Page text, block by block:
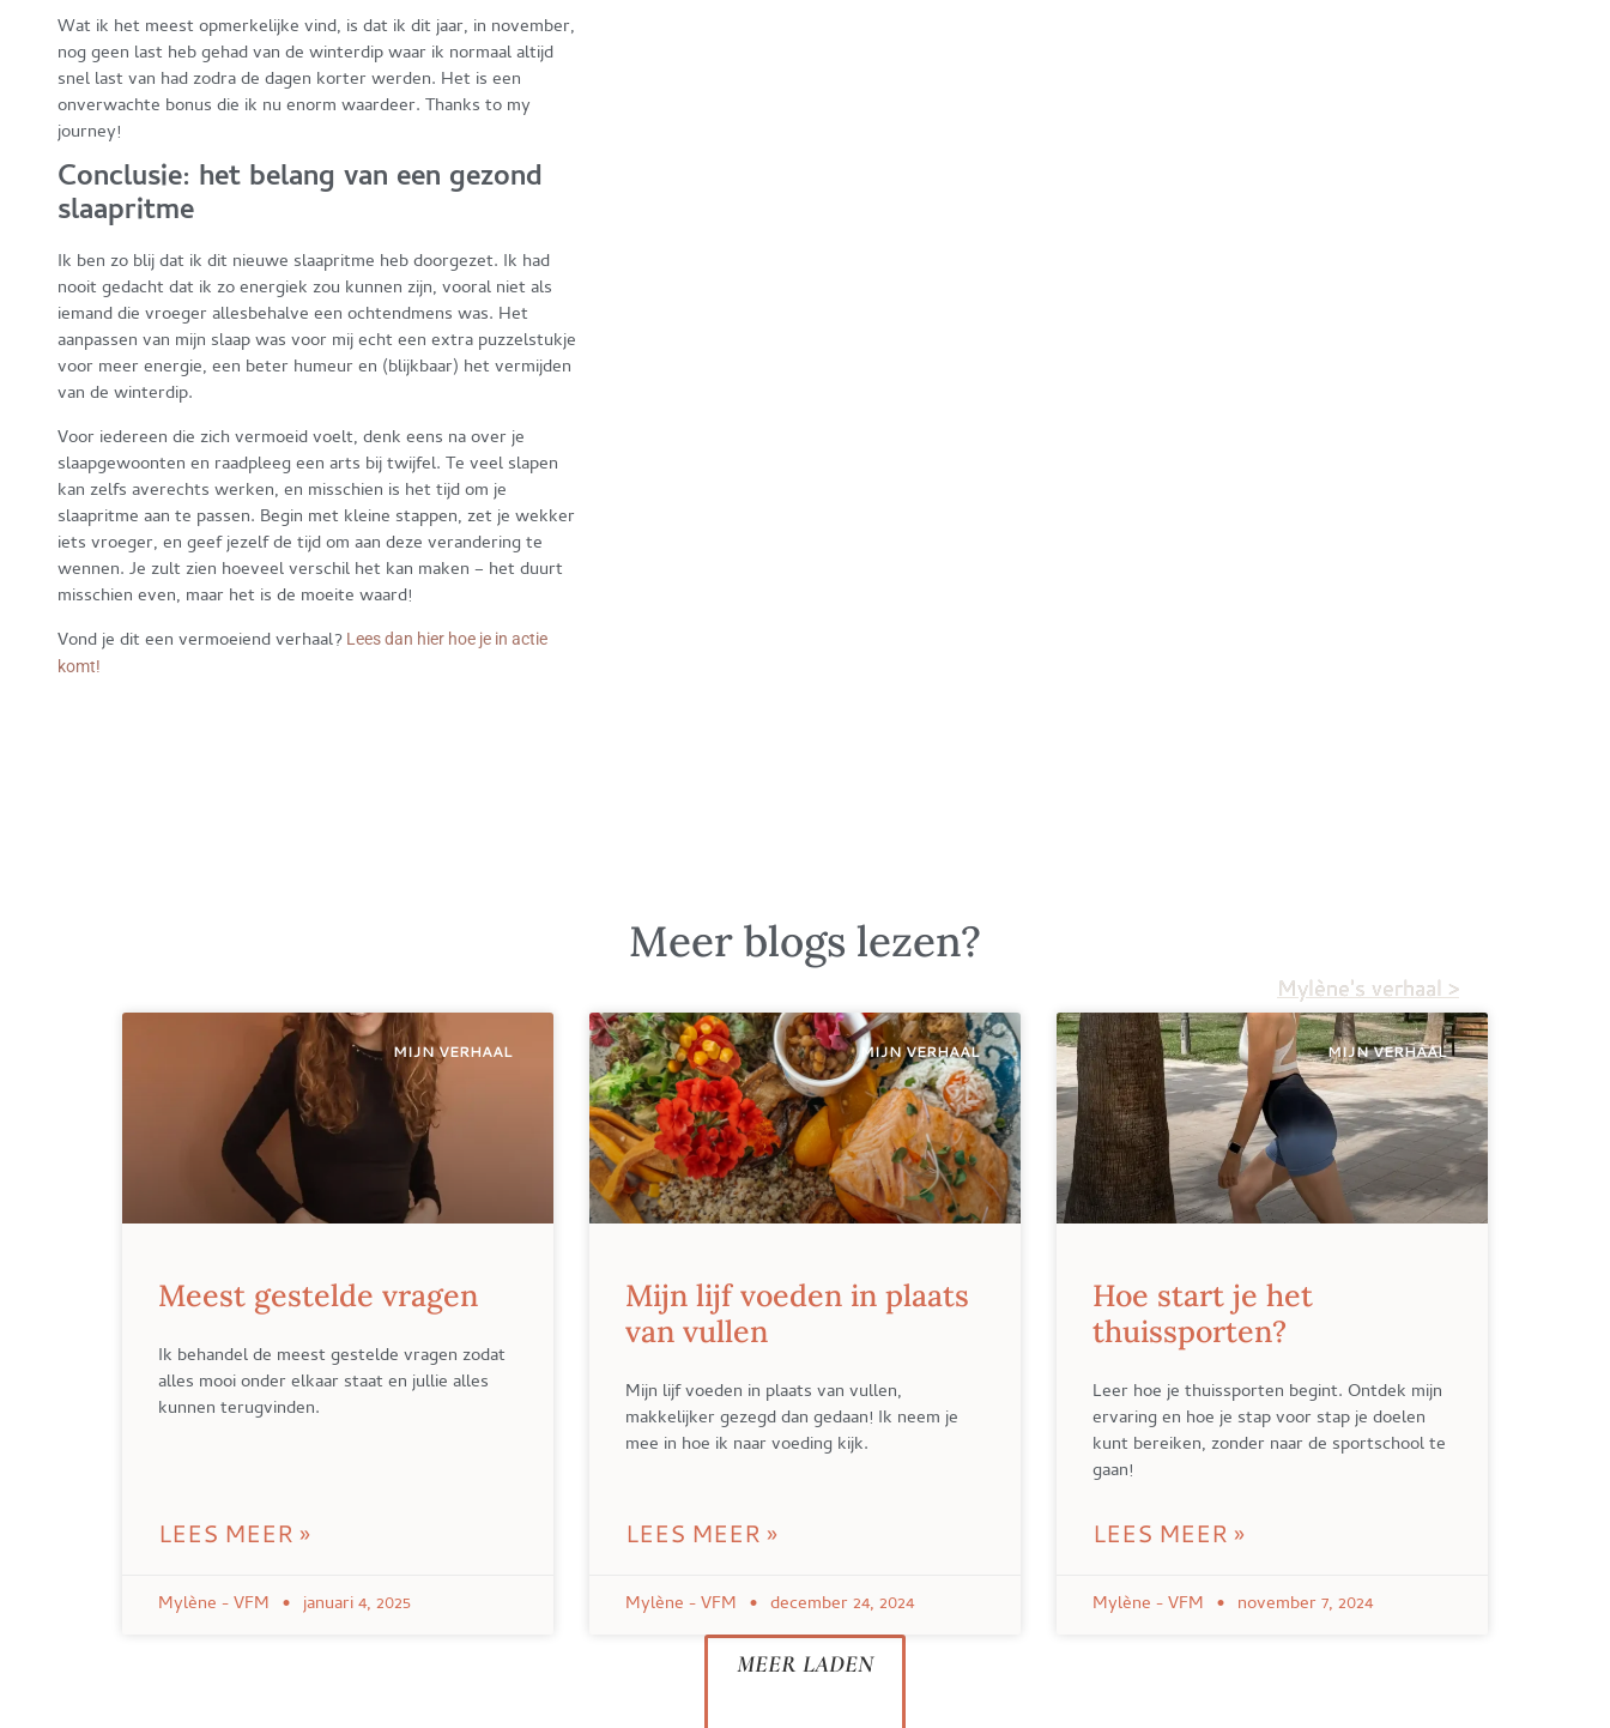
Wat ik het meest opmerkelijke vind, is dat ik dit jaar, in november,
nog geen last heb gehad van de winterdip waar ik normaal altijd
snel last van had zodra de dagen korter werden. Het is een
onverwachte bonus die ik nu enorm waardeer. Thanks to my
journey!
Conclusie: het belang van een gezond
slaapritme
Ik ben zo blij dat ik dit nieuwe slaapritme heb doorgezet. Ik had
nooit gedacht dat ik zo energiek zou kunnen zijn, vooral niet als
iemand die vroeger allesbehalve een ochtendmens was. Het
aanpassen van mijn slaap was voor mij echt een extra puzzelstukje
voor meer energie, een beter humeur en (blijkbaar) het vermijden
van de winterdip.
Voor iedereen die zich vermoeid voelt, denk eens na over je
slaapgewoonten en raadpleeg een arts bij twijfel. Te veel slapen
kan zelfs averechts werken, en misschien is het tijd om je
slaapritme aan te passen. Begin met kleine stappen, zet je wekker
iets vroeger, en geef jezelf de tijd om aan deze verandering te
wennen. Je zult zien hoeveel verschil het kan maken – het duurt
misschien even, maar het is de moeite waard!
Vond je dit een vermoeiend verhaal? Lees dan hier hoe je in actie
komt!
Meer blogs lezen?
Mylène's verhaal >
MIJN VERHAAL
Meest gestelde vragen
Ik behandel de meest gestelde vragen zodat
alles mooi onder elkaar staat en jullie alles
kunnen terugvinden.
LEES MEER »
Mylène - VFM januari 4, 2025
MIJN VERHAAL
Mijn lijf voeden in plaats
van vullen
Mijn lijf voeden in plaats van vullen,
makkelijker gezegd dan gedaan! Ik neem je
mee in hoe ik naar voeding kijk.
LEES MEER »
Mylène - VFM december 24, 2024
MIJN VERHAAL
Hoe start je het
thuissporten?
Leer hoe je thuissporten begint. Ontdek mijn
ervaring en hoe je stap voor stap je doelen
kunt bereiken, zonder naar de sportschool te
gaan!
LEES MEER »
Mylène - VFM november 7, 2024
MEER LADEN